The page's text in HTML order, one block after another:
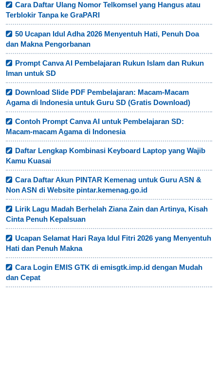
Cara Daftar Ulang Nomor Telkomsel yang Hangus atau
Terblokir Tanpa ke GraPARI
50 Ucapan Idul Adha 2026 Menyentuh Hati, Penuh Doa
dan Makna Pengorbanan
Prompt Canva AI Pembelajaran Rukun Islam dan Rukun
Iman untuk SD
Download Slide PDF Pembelajaran: Macam-Macam
Agama di Indonesia untuk Guru SD (Gratis Download)
Contoh Prompt Canva AI untuk Pembelajaran SD:
Macam-macam Agama di Indonesia
Daftar Lengkap Kombinasi Keyboard Laptop yang Wajib
Kamu Kuasai
Cara Daftar Akun PINTAR Kemenag untuk Guru ASN &
Non ASN di Website pintar.kemenag.go.id
Lirik Lagu Madah Berhelah Ziana Zain dan Artinya, Kisah
Cinta Penuh Kepalsuan
Ucapan Selamat Hari Raya Idul Fitri 2026 yang Menyentuh
Hati dan Penuh Makna
Cara Login EMIS GTK di emisgtk.imp.id dengan Mudah
dan Cepat